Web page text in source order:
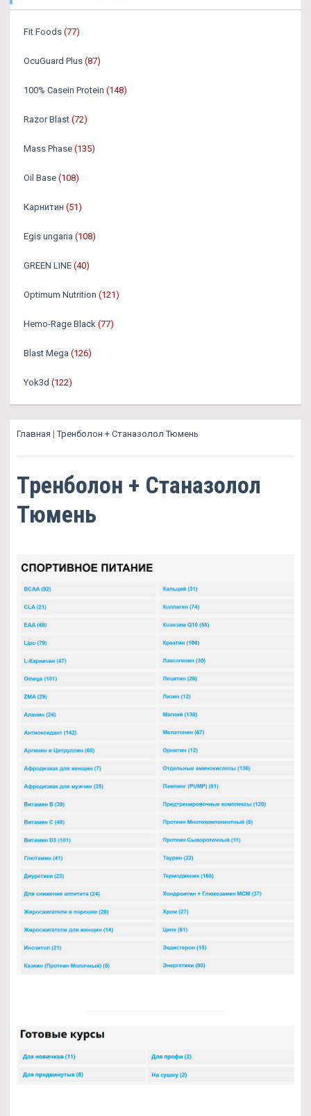
Fit Foods (77)
OcuGuard Plus (87)
100% Casein Protein (148)
Razor Blast (72)
Mass Phase (135)
Oil Base (108)
Карнитин (51)
Egis ungaria (108)
GREEN LINE (40)
Optimum Nutrition (121)
Hemo-Rage Black (77)
Blast Mega (126)
Yok3d (122)
Главная |Тренболон + Станазолол Тюмень
Тренболон + Станазолол
Тюмень